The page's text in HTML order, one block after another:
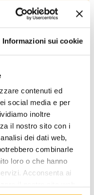
Informazioni sui cookie
contenuti ed
social media e per
inoltre
il nostro sito con i
dei dati web,
combinarle
loro o che hanno
Acconsenta ai
a te riservati!
PREZZO INTERNET
€ 147,00 + iva